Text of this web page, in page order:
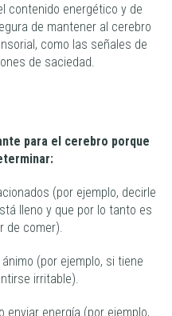
contenido energético y de
de mantener al cerebro
como las señales de
de saciedad.
para el cerebro porque
(por ejemplo, decirle
lleno y que por lo tanto es
de comer).
(por ejemplo, si tiene
irritable).
enviar energía (por ejemplo,